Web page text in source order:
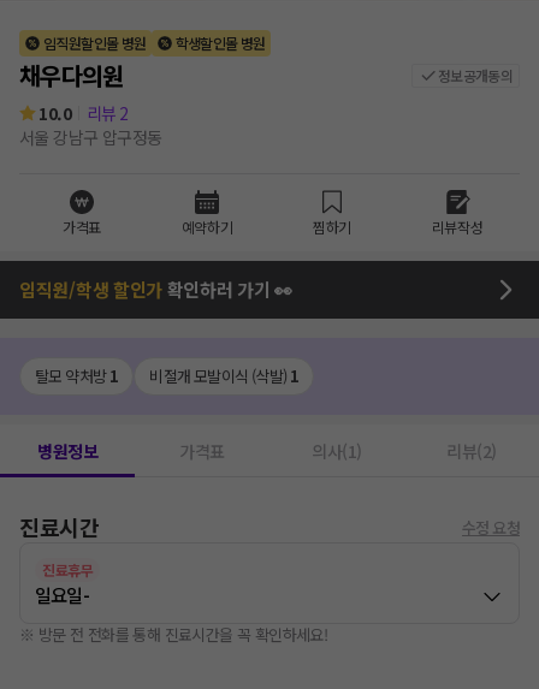
임직원할인몰 병원 학생할인몰 병원
채우다의원 정보공개동의
10.0 리뷰 2
서울 강남구 압구정동
가격표 예약하기 찜하기 리뷰작성
임직원/학생 할인가확인하러 가기 👀
탈모 약처방1 비절개 모발이식 (삭발) 1
병원정보 가격표 의사(1) 리뷰(2)
진료시간 수정 요청
진료휴무
일요일-
※ 방문 전 전화를 통해 진료시간을 꼭 확인하세요!